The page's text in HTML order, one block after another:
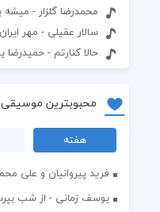
محمدرضا گلزار - میشه
سالار عقیلی - مهر ایران
حالا کنارتم -
محبوبترین
هفته
فرید پیروانیان و علی
یوسف زمانی - از شب